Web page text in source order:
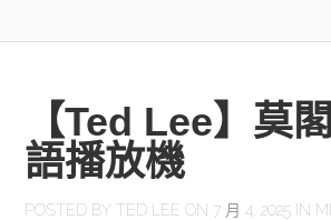
【Ted Lee】莫
語播放機
POSTED BY TED LEE ON 7 月 4, 2025 IN